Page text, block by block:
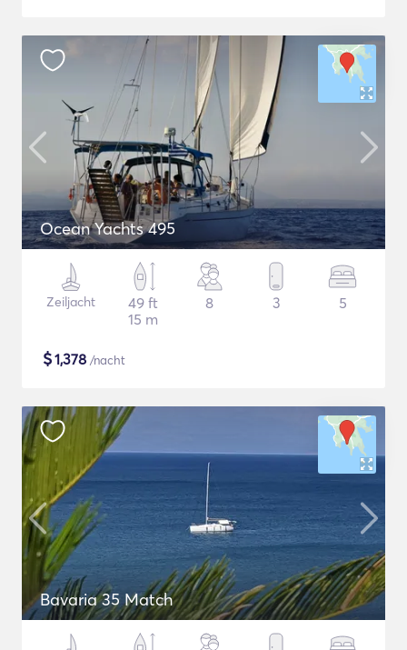
Ocean Yachts 495
Zeiljacht
49 ft
15 m
8 3 5
$1,378 /nacht
Bavaria 35 Match